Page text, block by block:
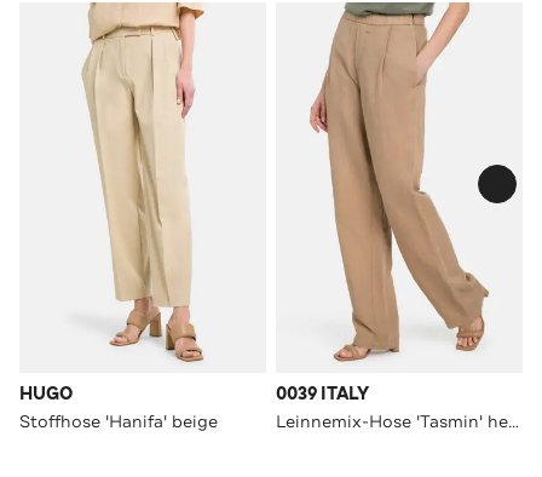
HUGO
Stoffhose 'Hanifa' beige
0039 ITALY
Leinnemix-Hose 'Tasmin' hellbraun